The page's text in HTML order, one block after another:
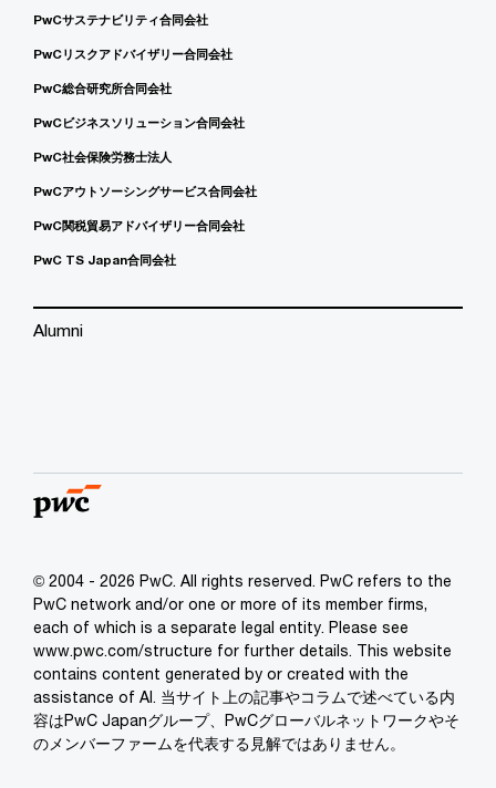
PwCサステナビリティ合同会社
PwCリスクアドバイザリー合同会社
PwC総合研究所合同会社
PwCビジネスソリューション合同会社
PwC社会保険労務士法人
PwCアウトソーシングサービス合同会社
PwC関税貿易アドバイザリー合同会社
PwC TS Japan合同会社
Alumni
© 2004 - 2026 PwC. All rights reserved. PwC refers to the
PwC network and/or one or more of its member firms,
each of which is a separate legal entity. Please see
www.pwc.com/structure for further details. This website
contains content generated by or created with the
assistance of AI. 当サイト上の記事やコラムで述べている内
容はPwC Japanグループ、PwCグローバルネットワークやそ
のメンバーファームを代表する見解ではありません。